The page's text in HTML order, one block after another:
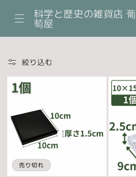
ンツに
進む
科学と歴史の雑貨店 葡
萄屋
絞り込む
売り切れ